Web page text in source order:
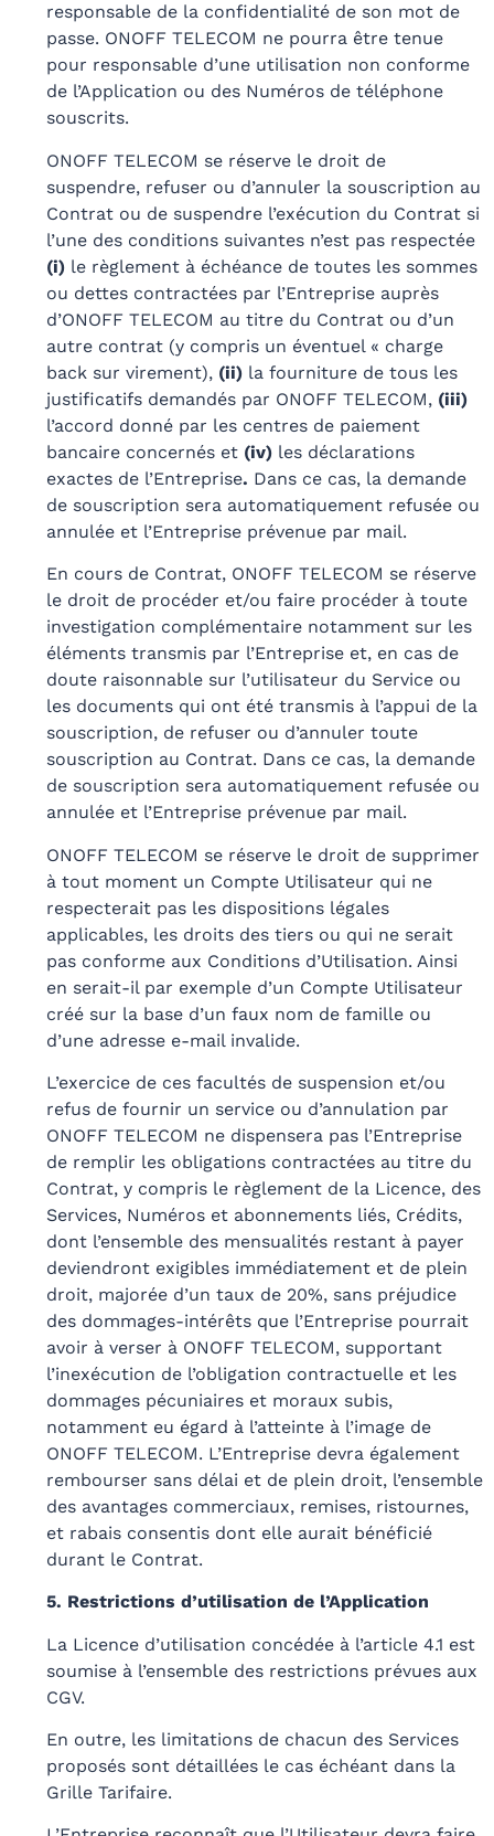
responsable de la confidentialité de son mot de
passe. ONOFF TELECOM ne pourra être tenue
pour responsable d’une utilisation non conforme
de l’Application ou des Numéros de téléphone
souscrits.
ONOFF TELECOM se réserve le droit de
suspendre, refuser ou d’annuler la souscription au
Contrat ou de suspendre l’exécution du Contrat si
l’une des conditions suivantes n’est pas respectée
(i) le règlement à échéance de toutes les sommes
ou dettes contractées par l’Entreprise auprès
d’ONOFF TELECOM au titre du Contrat ou d’un
autre contrat (y compris un éventuel « charge
back sur virement), (ii) la fourniture de tous les
justificatifs demandés par ONOFF TELECOM, (iii)
l’accord donné par les centres de paiement
bancaire concernés et (iv) les déclarations
exactes de l’Entreprise. Dans ce cas, la demande
de souscription sera automatiquement refusée ou
annulée et l’Entreprise prévenue par mail.
En cours de Contrat, ONOFF TELECOM se réserve
le droit de procéder et/ou faire procéder à toute
investigation complémentaire notamment sur les
éléments transmis par l’Entreprise et, en cas de
doute raisonnable sur l’utilisateur du Service ou
les documents qui ont été transmis à l’appui de la
souscription, de refuser ou d’annuler toute
souscription au Contrat. Dans ce cas, la demande
de souscription sera automatiquement refusée ou
annulée et l’Entreprise prévenue par mail.
ONOFF TELECOM se réserve le droit de supprimer
à tout moment un Compte Utilisateur qui ne
respecterait pas les dispositions légales
applicables, les droits des tiers ou qui ne serait
pas conforme aux Conditions d’Utilisation. Ainsi
en serait-il par exemple d’un Compte Utilisateur
créé sur la base d’un faux nom de famille ou
d’une adresse e-mail invalide.
L’exercice de ces facultés de suspension et/ou
refus de fournir un service ou d’annulation par
ONOFF TELECOM ne dispensera pas l’Entreprise
de remplir les obligations contractées au titre du
Contrat, y compris le règlement de la Licence, des
Services, Numéros et abonnements liés, Crédits,
dont l’ensemble des mensualités restant à payer
deviendront exigibles immédiatement et de plein
droit, majorée d’un taux de 20%, sans préjudice
des dommages-intérêts que l’Entreprise pourrait
avoir à verser à ONOFF TELECOM, supportant
l’inexécution de l’obligation contractuelle et les
dommages pécuniaires et moraux subis,
notamment eu égard à l’atteinte à l’image de
ONOFF TELECOM. L’Entreprise devra également
rembourser sans délai et de plein droit, l’ensemble
des avantages commerciaux, remises, ristournes,
et rabais consentis dont elle aurait bénéficié
durant le Contrat.
5. Restrictions d’utilisation de l’Application
La Licence d’utilisation concédée à l’article 4.1 est
soumise à l’ensemble des restrictions prévues aux
CGV.
En outre, les limitations de chacun des Services
proposés sont détaillées le cas échéant dans la
Grille Tarifaire.